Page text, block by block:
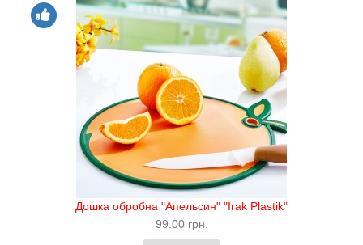
Дошка обробна "Апельсин" "Irak Plastik"
99.00 грн.